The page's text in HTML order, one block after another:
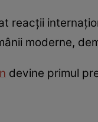
reacții
moderne,
devine primul